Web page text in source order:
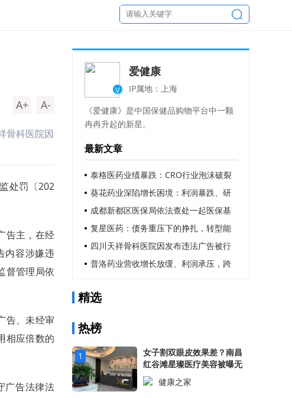
A+ A-
骨科医院因
处罚〔202
告主，在经
内容涉嫌违
督管理局依
告、未经审
相应倍数的
广告法律法
V
爱健康
IP属地：上海
《爱健康》是中国保健品购物平台中一颗
冉冉升起的新星。
最新文章
泰格医药业绩暴跌：CRO行业泡沫破裂
的警示？
葵花药业深陷增长困境：利润暴跌、研
发不足、质量存疑，未来堪忧
成都新都区医保局依法查处一起医保基
金诈骗案
复星医药：债务重压下的挣扎，转型能
否挽救危局？
四川天祥骨科医院因发布违法广告被行
政处罚
普洛药业营收增长放缓、利润承压，跨
精选
热榜
1
女子割双眼皮效果差？南昌
红谷滩星璨医疗美容被曝无
证行医！
健康之家